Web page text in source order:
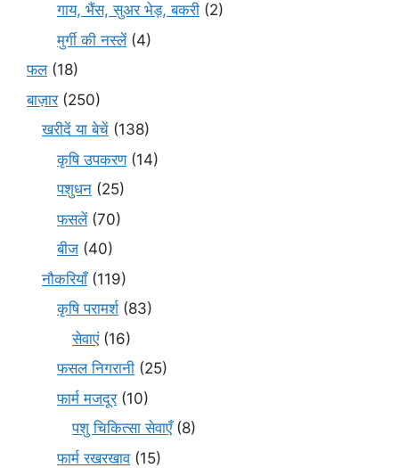
गाय, भैंस, सुअर भेड़, बकरी (2)
मुर्गी की नस्लें(4)
फल(18)
बाज़ार(250)
खरीदें या बेचें (138)
कृषि उपकरण(14)
पशुधन (25)
फसलें(70)
बीज (40)
नौकरियाँ(119)
कृषि परामर्श(83)
सेवाएं(16)
फसल निगरानी (25)
फार्म मजदूर(10)
पशु चिकित्सा सेवाएँ(8)
फार्म रखरखाव(15)